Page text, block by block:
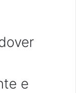
e